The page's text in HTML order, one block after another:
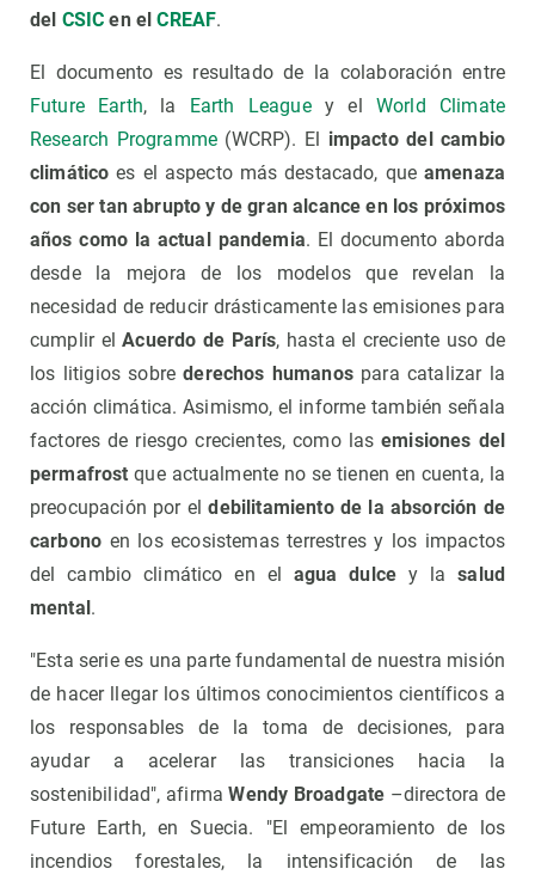
del CSIC en elCREAF.
El documento es resultado de la colaboración entre
Future Earth, la Earth Leaguey el World Climate
Research Programme (WCRP). El impacto del cambio
climático es el aspecto más destacado, que amenaza
con ser tan abrupto y de gran alcance en los próximos
años como la actual pandemia. El documento aborda
desde la mejora de los modelos que revelan la
necesidad de reducir drásticamente las emisiones para
cumplir elAcuerdo de París, hasta el creciente uso de
los litigios sobrederechos humanospara catalizar la
acción climática. Asimismo, el informe también señala
factores de riesgo crecientes, como lasemisiones del
permafrost que actualmente no se tienen en cuenta, la
preocupación por eldebilitamiento de la absorción de
carbono en los ecosistemas terrestres y los impactos
del cambio climático en el agua dulce y lasalud
mental .
"Esta serie es una parte fundamental de nuestra misión
de hacer llegar los últimos conocimientos científicos a
los responsables de la toma de decisiones, para
ayudar a acelerar las transiciones hacia la
sostenibilidad", afirmaWendy Broadgate –directora de
Future Earth, en Suecia. "El empeoramiento de los
incendios forestales, la intensificación de las